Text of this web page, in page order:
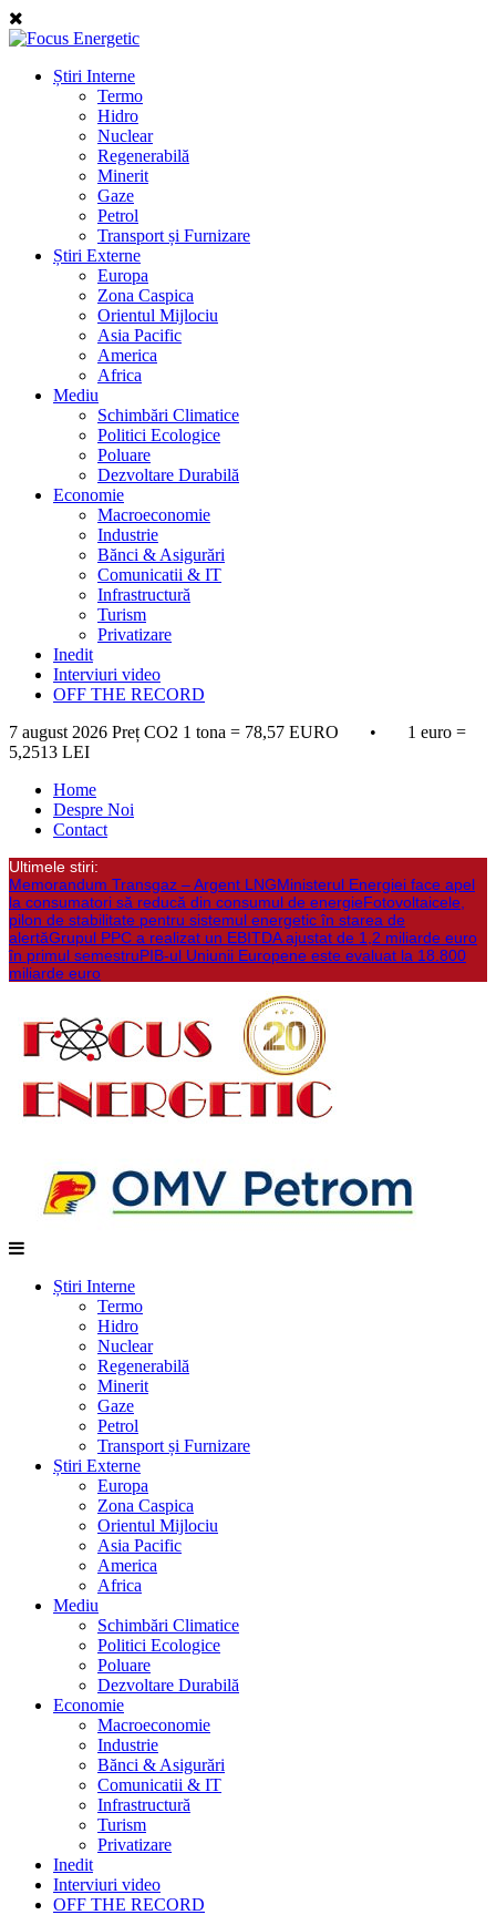
Știri Interne
Termo
Hidro
Nuclear
Regenerabilă
Minerit
Gaze
Petrol
Transport și Furnizare
Știri Externe
Europa
Zona Caspica
Orientul Mijlociu
Asia Pacific
America
Africa
Mediu
Schimbări Climatice
Politici Ecologice
Poluare
Dezvoltare Durabilă
Economie
Macroeconomie
Industrie
Bănci & Asigurări
Comunicatii & IT
Infrastructură
Turism
Privatizare
Inedit
Interviuri video
OFF THE RECORD
7 august 2026 Preț CO2 1 tona = 78,57 EURO • 1 euro =
5,2513 LEI
Home
Despre Noi
Contact
Ultimele stiri:
Memorandum Transgaz – Argent LNGMinisterul Energiei face apel
la consumatori să reducă din consumul de energieFotovoltaicele,
pilon de stabilitate pentru sistemul energetic în starea de
alertăGrupul PPC a realizat un EBITDA ajustat de 1,2 miliarde euro
în primul semestruPIB-ul Uniunii Europene este evaluat la 18.800
miliarde euro
Știri Interne
Termo
Hidro
Nuclear
Regenerabilă
Minerit
Gaze
Petrol
Transport și Furnizare
Știri Externe
Europa
Zona Caspica
Orientul Mijlociu
Asia Pacific
America
Africa
Mediu
Schimbări Climatice
Politici Ecologice
Poluare
Dezvoltare Durabilă
Economie
Macroeconomie
Industrie
Bănci & Asigurări
Comunicatii & IT
Infrastructură
Turism
Privatizare
Inedit
Interviuri video
OFF THE RECORD